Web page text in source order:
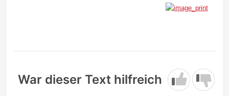
War dieser Text hilfreich